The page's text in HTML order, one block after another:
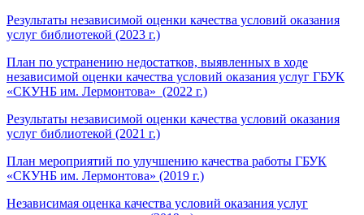
Результаты независимой оценки качества условий оказания
услуг библиотекой (2023 г.)
План по устранению недостатков, выявленных в ходе
независимой оценки качества условий оказания услуг ГБУК
«СКУНБ им. Лермонтова» (2022 г.)
Результаты независимой оценки качества условий оказания
услуг библиотекой (2021 г.)
План мероприятий по улучшению качества работы ГБУК
«СКУНБ им. Лермонтова» (2019 г.)
Независимая оценка качества условий оказания услуг